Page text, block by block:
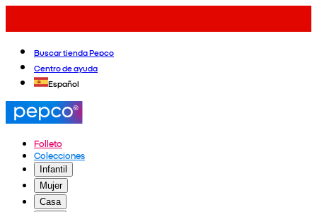
Buscar tienda Pepco
Centro de ayuda
Español
Folleto
Colecciones
Infantil
Mujer
Casa